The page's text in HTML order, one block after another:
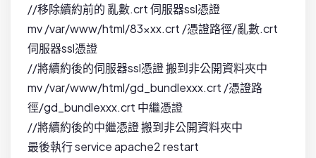
//移除續約前的 亂數.crt 伺服器ssl憑證
mv /var/www/html/83xxx.crt /憑證路徑/亂數.crt
伺服器ssl憑證
//將續約後的伺服器ssl憑證 搬到非公開資料夾中
mv /var/www/html/gd_bundlexxx.crt /憑證路
徑/gd_bundlexxx.crt 中繼憑證
//將續約後的中繼憑證 搬到非公開資料夾中
最後執行 service apache2 restart